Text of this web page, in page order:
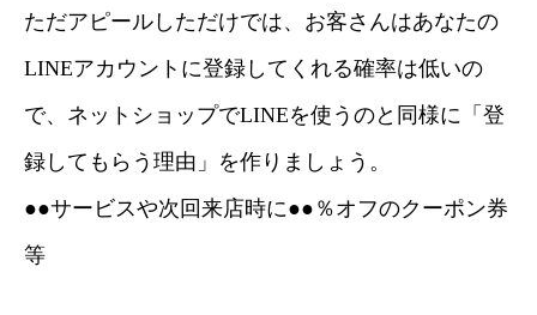
ただアピールしただけでは、お客さんはあなたの
LINEアカウントに登録してくれる確率は低いの
で、ネットショップでLINEを使うのと同様に「登
録してもらう理由」を作りましょう。
●●サービスや次回来店時に●●％オフのクーポン券
等